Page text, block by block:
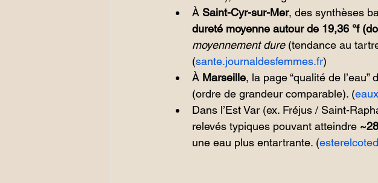
À Saint-Cyr-sur-Mer, des synthèses
dureté moyenne autour de 19,36 °f
moyennement dure (tendance au
(sante.journaldesfemmes.fr)
À Marseille, la page “qualité de
(ordre de grandeur comparable). (
Dans l’Est Var (ex. Fréjus / Saint-
relevés typiques pouvant atteindre
une eau plus entartrante. (